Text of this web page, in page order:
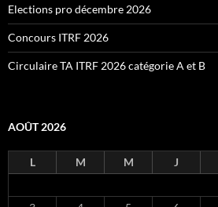
Elections pro décembre 2026
Concours ITRF 2026
Circulaire TA ITRF 2026 catégorie A et B
AOÛT 2026
L M M J